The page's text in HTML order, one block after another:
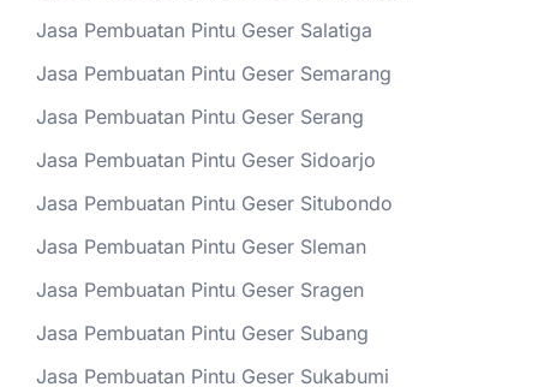
Jasa Pembuatan Pintu Geser Salatiga
Jasa Pembuatan Pintu Geser Semarang
Jasa Pembuatan Pintu Geser Serang
Jasa Pembuatan Pintu Geser Sidoarjo
Jasa Pembuatan Pintu Geser Situbondo
Jasa Pembuatan Pintu Geser Sleman
Jasa Pembuatan Pintu Geser Sragen
Jasa Pembuatan Pintu Geser Subang
Jasa Pembuatan Pintu Geser Sukabumi